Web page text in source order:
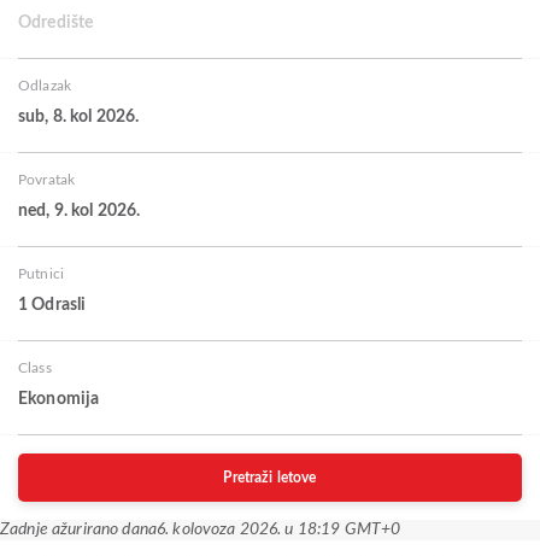
Odredište
Odlazak
sub, 8. kol 2026.
Povratak
ned, 9. kol 2026.
Putnici
1 Odrasli
Class
Ekonomija
Pretraži letove
Zadnje ažurirano dana6. kolovoza 2026. u 18:19 GMT+0